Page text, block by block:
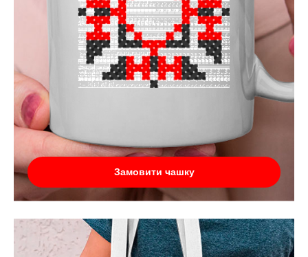
Замовити чашку